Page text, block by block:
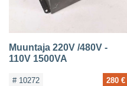
Muuntaja 220V /480V -
110V 1500VA
# 10272 280 €